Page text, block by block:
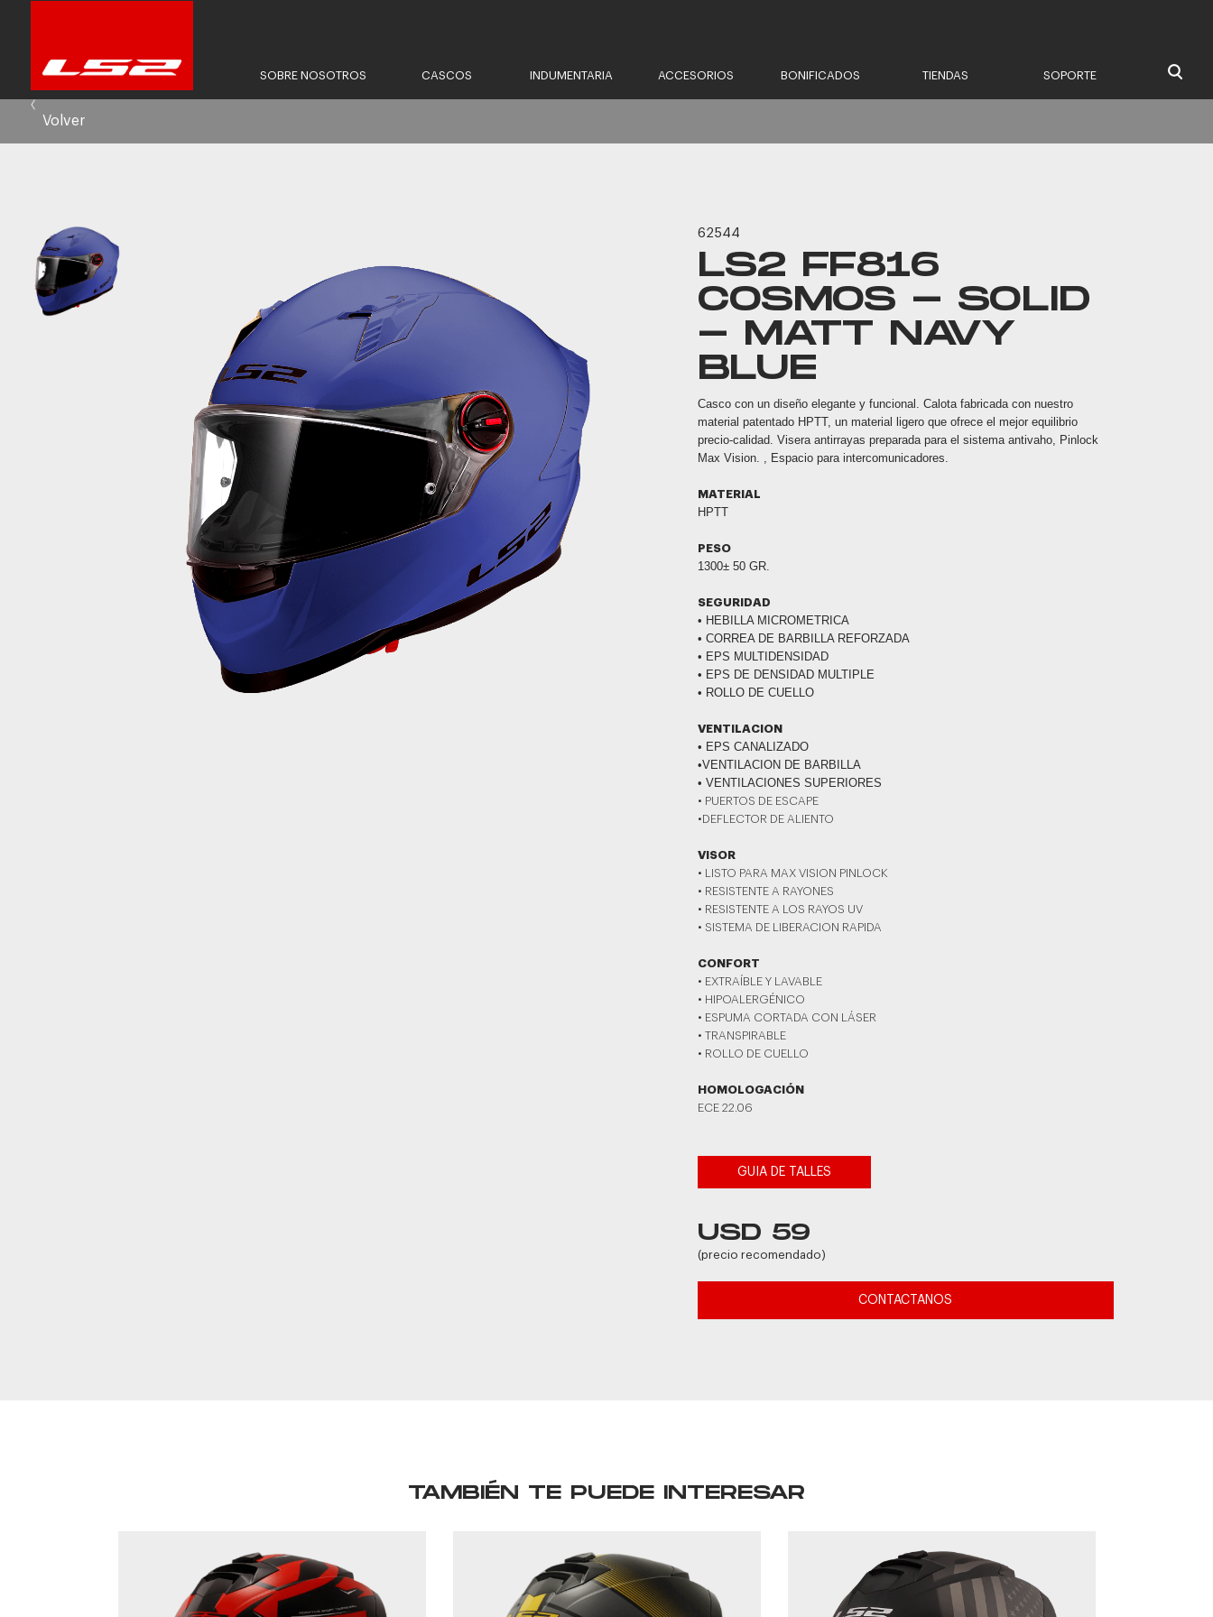
SOBRE NOSOTROS CASCOS INDUMENTARIA ACCESORIOS BONIFICADOS TIENDAS SOPORTE
Volver
62544
LS2 FF816
COSMOS - SOLID
- MATT NAVY
BLUE
Casco con un diseño elegante y funcional. Calota fabricada con nuestro
material patentado HPTT, un material ligero que ofrece el mejor equilibrio
precio-calidad. Visera antirrayas preparada para el sistema antivaho, Pinlock
Max Vision. , Espacio para intercomunicadores.
MATERIAL
HPTT
PESO
1300± 50 GR.
SEGURIDAD
• HEBILLA MICROMETRICA
• CORREA DE BARBILLA REFORZADA
• EPS MULTIDENSIDAD
• EPS DE DENSIDAD MULTIPLE
• ROLLO DE CUELLO
VENTILACION
• EPS CANALIZADO
•VENTILACION DE BARBILLA
• VENTILACIONES SUPERIORES
• PUERTOS DE ESCAPE
•DEFLECTOR DE ALIENTO
VISOR
• LISTO PARA MAX VISION PINLOCK
• RESISTENTE A RAYONES
• RESISTENTE A LOS RAYOS UV
• SISTEMA DE LIBERACION RAPIDA
CONFORT
• EXTRAÍBLE Y LAVABLE
• HIPOALERGÉNICO
• ESPUMA CORTADA CON LÁSER
• TRANSPIRABLE
• ROLLO DE CUELLO
HOMOLOGACIÓN
ECE 22.06
GUIA DE TALLES
USD 59
(precio recomendado)
CONTACTANOS
TAMBIÉN TE PUEDE INTERESAR